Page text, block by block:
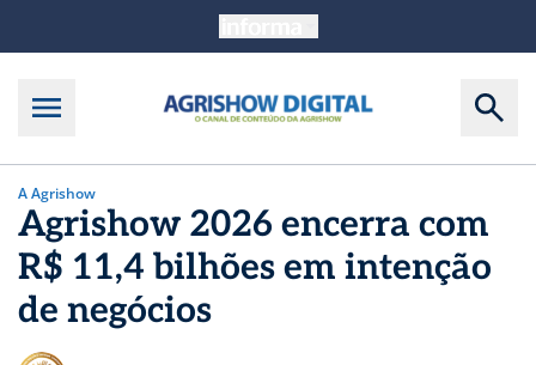
A Agrishow
Agrishow 2026 encerra com
R$ 11,4 bilhões em intenção
de negócios